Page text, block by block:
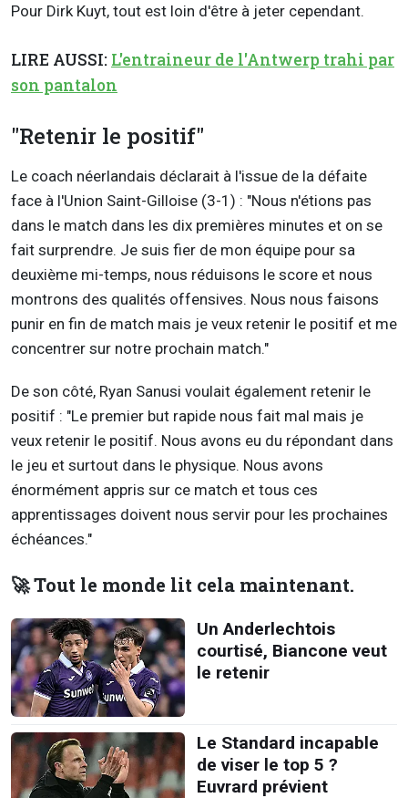
Pour Dirk Kuyt, tout est loin d'être à jeter cependant.
LIRE AUSSI: L'entraineur de l'Antwerp trahi par
son pantalon
"Retenir le positif"
Le coach néerlandais déclarait à l'issue de la défaite
face à l'Union Saint-Gilloise (3-1) : "Nous n'étions pas
dans le match dans les dix premières minutes et on se
fait surprendre. Je suis fier de mon équipe pour sa
deuxième mi-temps, nous réduisons le score et nous
montrons des qualités offensives. Nous nous faisons
punir en fin de match mais je veux retenir le positif et me
concentrer sur notre prochain match."
De son côté, Ryan Sanusi voulait également retenir le
positif : "Le premier but rapide nous fait mal mais je
veux retenir le positif. Nous avons eu du répondant dans
le jeu et surtout dans le physique. Nous avons
énormément appris sur ce match et tous ces
apprentissages doivent nous servir pour les prochaines
échéances."
🚀 Tout le monde lit cela maintenant.
Un Anderlechtois
courtisé, Biancone veut
le retenir
Le Standard incapable
de viser le top 5 ?
Euvrard prévient